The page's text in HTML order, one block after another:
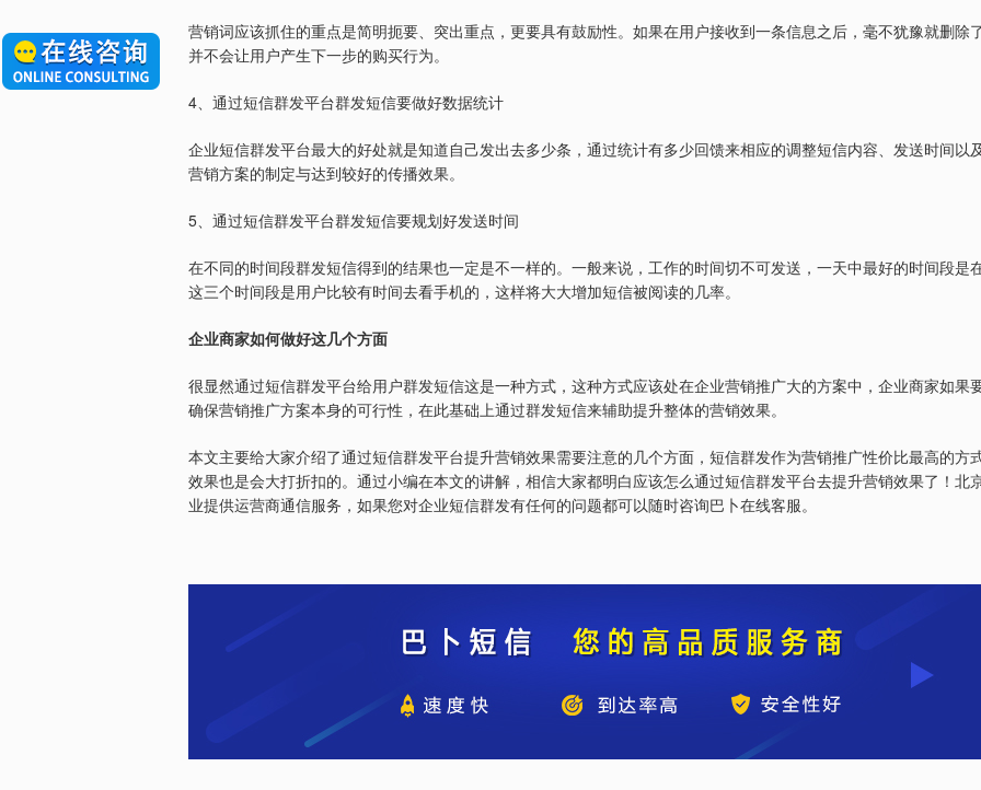
营销词应该抓住的重点是简明扼要、突出重点，更要具有鼓励性。如果在用户接收到一条信息之后，毫不犹豫就删除
并不会让用户产生下一步的购买行为。
4、通过短信群发平台群发短信要做好数据统计
企业短信群发平台最大的好处就是知道自己发出去多少条，通过统计有多少回馈来相应的调整短信内容、发送时间以
营销方案的制定与达到较好的传播效果。
5、通过短信群发平台群发短信要规划好发送时间
在不同的时间段群发短信得到的结果也一定是不一样的。一般来说，工作的时间切不可发送，一天中最好的时间段是
这三个时间段是用户比较有时间去看手机的，这样将大大增加短信被阅读的几率。
企业商家如何做好这几个方面
很显然通过短信群发平台给用户群发短信这是一种方式，这种方式应该处在企业营销推广大的方案中，企业商家如果
确保营销推广方案本身的可行性，在此基础上通过群发短信来辅助提升整体的营销效果。
本文主要给大家介绍了通过短信群发平台提升营销效果需要注意的几个方面，短信群发作为营销推广性价比最高的方
效果也是会大打折扣的。通过小编在本文的讲解，相信大家都明白应该怎么通过短信群发平台去提升营销效果了！北
业提供运营商通信服务，如果您对企业短信群发有任何的问题都可以随时咨询巴卜在线客服。